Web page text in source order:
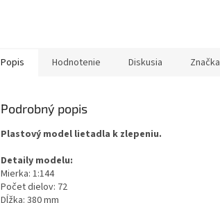
Popis Hodnotenie Diskusia Značka
Podrobný popis
Plastový model lietadla k zlepeniu.
Detaily modelu:
Mierka: 1:144
Počet dielov: 72
Dĺžka: 380 mm